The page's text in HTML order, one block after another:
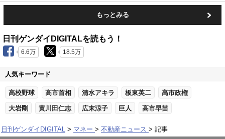
もっとみる
日刊ゲンダイDIGITALを読もう！
6.6万 18.5万
人気キーワード
高校野球 高市首相 清水アキラ 板東英二 高市政権
大岩剛 黄川田仁志 広末涼子 巨人 高市早苗
日刊ゲンダイDIGITAL マネー 不動産ニュース 記事